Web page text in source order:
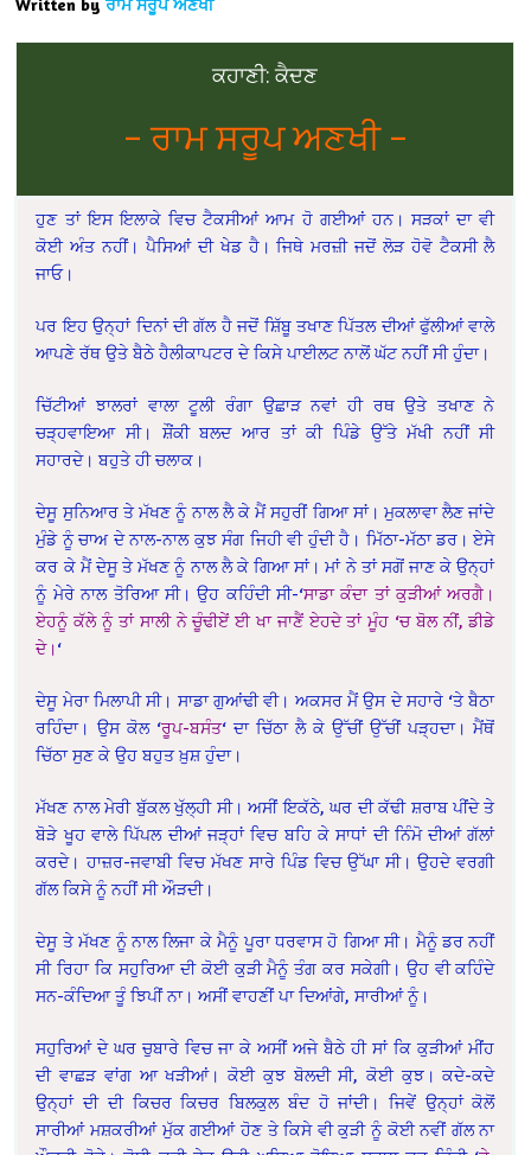
Written by ਰਾਮ ਸਰੂਪ ਅਣਖੀ
ਕਹਾਣੀ: ਕੈਦਣ
– ਰਾਮ ਸਰੂਪ ਅਣਖੀ –
ਹੁਣ ਤਾਂ ਇਸ ਇਲਾਕੇ ਵਿਚ ਟੈਕਸੀਆਂ ਆਮ ਹੋ ਗਈਆਂ ਹਨ। ਸੜਕਾਂ ਦਾ ਵੀ
ਕੋਈ ਅੰਤ ਨਹੀਂ। ਪੈਸਿਆਂ ਦੀ ਖੇਡ ਹੈ। ਜਿਥੇ ਮਰਜ਼ੀ ਜਦੋਂ ਲੋੜ ਹੋਵੋ ਟੈਕਸੀ ਲੈ
ਜਾਓ।
ਪਰ ਇਹ ਉਨ੍ਹਾਂ ਦਿਨਾਂ ਦੀ ਗੱਲ ਹੈ ਜਦੋਂ ਸ਼ਿੱਬੂ ਤਖਾਣ ਪਿੱਤਲ ਦੀਆਂ ਫੁੱਲੀਆਂ ਵਾਲੇ
ਆਪਣੇ ਰੱਥ ਉਤੇ ਬੈਠੇ ਹੈਲੀਕਾਪਟਰ ਦੇ ਕਿਸੇ ਪਾਈਲਟ ਨਾਲੋਂ ਘੱਟ ਨਹੀਂ ਸੀ ਹੁੰਦਾ।
ਚਿੱਟੀਆਂ ਝਾਲਰਾਂ ਵਾਲਾ ਟੂਲੀ ਰੰਗਾ ਉਛਾੜ ਨਵਾਂ ਹੀ ਰਥ ਉਤੇ ਤਖਾਣ ਨੇ
ਚੜ੍ਹਵਾਇਆ ਸੀ। ਸ਼ੌਂਕੀ ਬਲਦ ਆਰ ਤਾਂ ਕੀ ਪਿੰਡੇ ਉੱਤੇ ਮੱਖੀ ਨਹੀਂ ਸੀ
ਸਹਾਰਦੇ। ਬਹੁਤੇ ਹੀ ਚਲਾਕ।
ਦੇਸੂ ਸੁਨਿਆਰ ਤੇ ਮੱਖਣ ਨੂੰ ਨਾਲ ਲੈ ਕੇ ਮੈਂ ਸਹੁਰੀਂ ਗਿਆ ਸਾਂ। ਮੁਕਲਾਵਾ ਲੈਣ ਜਾਂਦੇ
ਮੁੰਡੇ ਨੂੰ ਚਾਅ ਦੇ ਨਾਲ-ਨਾਲ ਕੁਝ ਸੰਗ ਜਿਹੀ ਵੀ ਹੁੰਦੀ ਹੈ। ਮਿੱਠਾ-ਮੱਠਾ ਡਰ। ਏਸੇ
ਕਰ ਕੇ ਮੈਂ ਦੇਸੂ ਤੇ ਮੱਖਣ ਨੂੰ ਨਾਲ ਲੈ ਕੇ ਗਿਆ ਸਾਂ। ਮਾਂ ਨੇ ਤਾਂ ਸਗੋਂ ਜਾਣ ਕੇ ਉਨ੍ਹਾਂ
ਨੂੰ ਮੇਰੇ ਨਾਲ ਤੋਰਿਆ ਸੀ। ਉਹ ਕਹਿੰਦੀ ਸੀ-‘ਸਾਡਾ ਕੰਦਾ ਤਾਂ ਕੁੜੀਆਂ ਅਰਗੈ।
ਏਹਨੂੰ ਕੱਲੇ ਨੂੰ ਤਾਂ ਸਾਲੀ ਨੇ ਚੂੰਢੀਏਂ ਈ ਖਾ ਜਾਣੈਂ ਏਹਦੇ ਤਾਂ ਮੂੰਹ ‘ਚ ਬੋਲ ਨੀਂ, ਡੀਡੇ
ਦੇ।‘
ਦੇਸੂ ਮੇਰਾ ਮਿਲਾਪੀ ਸੀ। ਸਾਡਾ ਗੁਆਂਢੀ ਵੀ। ਅਕਸਰ ਮੈਂ ਉਸ ਦੇ ਸਹਾਰੇ ‘ਤੇ ਬੈਠਾ
ਰਹਿੰਦਾ। ਉਸ ਕੋਲ ‘ਰੂਪ-ਬਸੰਤ‘ ਦਾ ਚਿੱਠਾ ਲੈ ਕੇ ਉੱਚੀਂ ਉੱਚੀਂ ਪੜ੍ਹਦਾ। ਮੈਂਥੋਂ
ਚਿੱਠਾ ਸੁਣ ਕੇ ਉਹ ਬਹੁਤ ਖ਼ੁਸ਼ ਹੁੰਦਾ।
ਮੱਖਣ ਨਾਲ ਮੇਰੀ ਬੁੱਕਲ ਖੁੱਲ੍ਹੀ ਸੀ। ਅਸੀਂ ਇਕੱਠੇ, ਘਰ ਦੀ ਕੱਢੀ ਸ਼ਰਾਬ ਪੀਂਦੇ ਤੇ
ਬੋੜੇ ਖੂਹ ਵਾਲੇ ਪਿੱਪਲ ਦੀਆਂ ਜੜ੍ਹਾਂ ਵਿਚ ਬਹਿ ਕੇ ਸਾਧਾਂ ਦੀ ਨਿੰਮੋ ਦੀਆਂ ਗੱਲਾਂ
ਕਰਦੇ। ਹਾਜ਼ਰ-ਜਵਾਬੀ ਵਿਚ ਮੱਖਣ ਸਾਰੇ ਪਿੰਡ ਵਿਚ ਉੱਘਾ ਸੀ। ਉਹਦੇ ਵਰਗੀ
ਗੱਲ ਕਿਸੇ ਨੂੰ ਨਹੀਂ ਸੀ ਔੜਦੀ।
ਦੇਸੂ ਤੇ ਮੱਖਣ ਨੂੰ ਨਾਲ ਲਿਜਾ ਕੇ ਮੈਨੂੰ ਪੂਰਾ ਧਰਵਾਸ ਹੋ ਗਿਆ ਸੀ। ਮੈਨੂੰ ਡਰ ਨਹੀਂ
ਸੀ ਰਿਹਾ ਕਿ ਸਹੁਰਿਆ ਦੀ ਕੋਈ ਕੁੜੀ ਮੈਨੂੰ ਤੰਗ ਕਰ ਸਕੇਗੀ। ਉਹ ਵੀ ਕਹਿੰਦੇ
ਸਨ-ਕੰਦਿਆ ਤੂੰ ਝਿਪੀਂ ਨਾ। ਅਸੀਂ ਵਾਹਣੀਂ ਪਾ ਦਿਆਂਗੇ, ਸਾਰੀਆਂ ਨੂੰ।
ਸਹੁਰਿਆਂ ਦੇ ਘਰ ਚੁਬਾਰੇ ਵਿਚ ਜਾ ਕੇ ਅਸੀਂ ਅਜੇ ਬੈਠੇ ਹੀ ਸਾਂ ਕਿ ਕੁੜੀਆਂ ਮੀਂਹ
ਦੀ ਵਾਛੜ ਵਾਂਗ ਆ ਖੜੀਆਂ। ਕੋਈ ਕੁਝ ਬੋਲਦੀ ਸੀ, ਕੋਈ ਕੁਝ। ਕਦੇ-ਕਦੇ
ਉਨ੍ਹਾਂ ਦੀ ਦੀ ਕਿਚਰ ਕਿਚਰ ਬਿਲਕੁਲ ਬੰਦ ਹੋ ਜਾਂਦੀ। ਜਿਵੇਂ ਉਨ੍ਹਾਂ ਕੋਲੋਂ
ਸਾਰੀਆਂ ਮਸ਼ਕਰੀਆਂ ਮੁੱਕ ਗਈਆਂ ਹੋਣ ਤੇ ਕਿਸੇ ਵੀ ਕੁੜੀ ਨੂੰ ਕੋਈ ਨਵੀਂ ਗੱਲ ਨਾ